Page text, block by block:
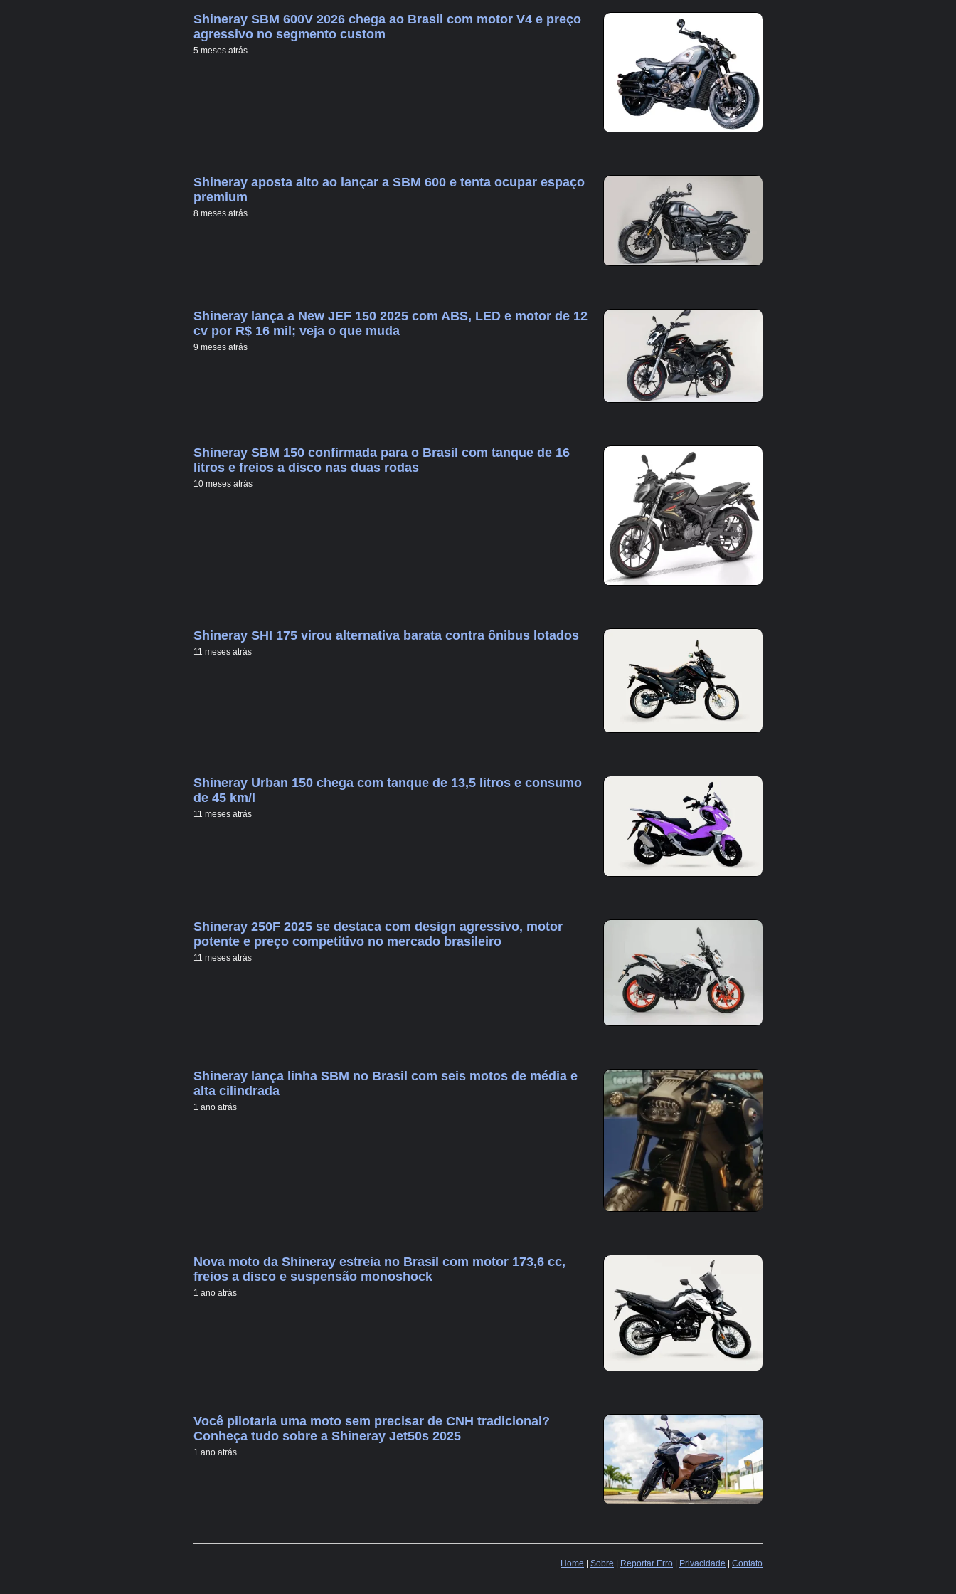
Shineray SBM 600V 2026 chega ao Brasil com motor V4 e preço
agressivo no segmento custom
5 meses atrás
Shineray aposta alto ao lançar a SBM 600 e tenta ocupar espaço
premium
8 meses atrás
Shineray lança a New JEF 150 2025 com ABS, LED e motor de 12
cv por R$ 16 mil; veja o que muda
9 meses atrás
Shineray SBM 150 confirmada para o Brasil com tanque de 16
litros e freios a disco nas duas rodas
10 meses atrás
Shineray SHI 175 virou alternativa barata contra ônibus lotados
11 meses atrás
Shineray Urban 150 chega com tanque de 13,5 litros e consumo
de 45 km/l
11 meses atrás
Shineray 250F 2025 se destaca com design agressivo, motor
potente e preço competitivo no mercado brasileiro
11 meses atrás
Shineray lança linha SBM no Brasil com seis motos de média e
alta cilindrada
1 ano atrás
Nova moto da Shineray estreia no Brasil com motor 173,6 cc,
freios a disco e suspensão monoshock
1 ano atrás
Você pilotaria uma moto sem precisar de CNH tradicional?
Conheça tudo sobre a Shineray Jet50s 2025
1 ano atrás
Home Sobre Reportar Erro Privacidade Contato